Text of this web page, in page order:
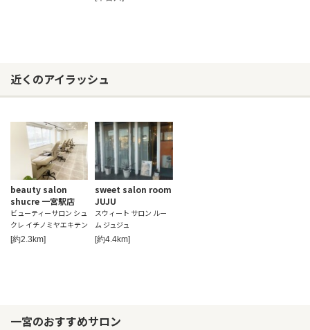
近くのアイラッシュ
beauty salon
shucre 一宮駅店
ビューティーサロン シュ
クレ イチノミヤエキテン
[約2.3km]
sweet salon room
JUJU
スウィート サロン ルー
ム ジュジュ
[約4.4km]
一宮のおすすめサロン